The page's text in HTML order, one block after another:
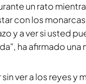
un rato
con los
y a ver si usted
ha afirmado una
ver a los reyes y